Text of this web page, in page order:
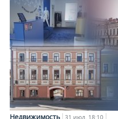
Недвижимость 31 июл, 18:10